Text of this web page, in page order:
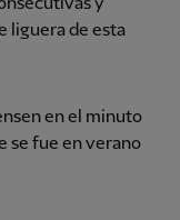
y
liguera de esta
en el minuto
se fue en verano